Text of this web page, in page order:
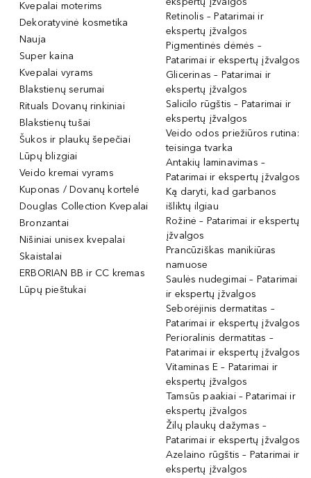
Kvepalai moterims
Dekoratyvinė kosmetika
Nauja
Super kaina
Kvepalai vyrams
Blakstienų serumai
Rituals Dovanų rinkiniai
Blakstienų tušai
Šukos ir plaukų šepečiai
Lūpų blizgiai
Veido kremai vyrams
Kuponas / Dovanų kortelė
Douglas Collection Kvepalai
Bronzantai
Nišiniai unisex kvepalai
Skaistalai
ERBORIAN BB ir CC kremas
Lūpų pieštukai
Retinolis – Patarimai ir
ekspertų įžvalgos
Pigmentinės dėmės –
Patarimai ir ekspertų įžvalgos
Glicerinas – Patarimai ir
ekspertų įžvalgos
Salicilo rūgštis – Patarimai ir
ekspertų įžvalgos
Veido odos priežiūros rutina:
teisinga tvarka
Antakių laminavimas –
Patarimai ir ekspertų įžvalgos
Ką daryti, kad garbanos
išliktų ilgiau
Rožinė – Patarimai ir ekspertų
įžvalgos
Prancūziškas manikiūras
namuose
Saulės nudegimai – Patarimai
ir ekspertų įžvalgos
Seborėjinis dermatitas –
Patarimai ir ekspertų įžvalgos
Perioralinis dermatitas –
Patarimai ir ekspertų įžvalgos
Vitaminas E – Patarimai ir
ekspertų įžvalgos
Tamsūs paakiai – Patarimai ir
ekspertų įžvalgos
Žilų plaukų dažymas –
Patarimai ir ekspertų įžvalgos
Azelaino rūgštis – Patarimai ir
ekspertų įžvalgos